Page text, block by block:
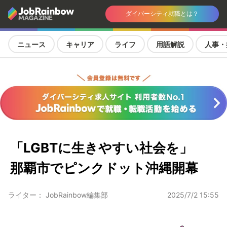
ダイバーシティ就職とは？
ニュース キャリア ライフ 用語解説 人事
「LGBTに生きやすい社会を」
那覇市でピンクドット沖縄開幕
ライター： JobRainbow編集部 2025/7/2 15:55